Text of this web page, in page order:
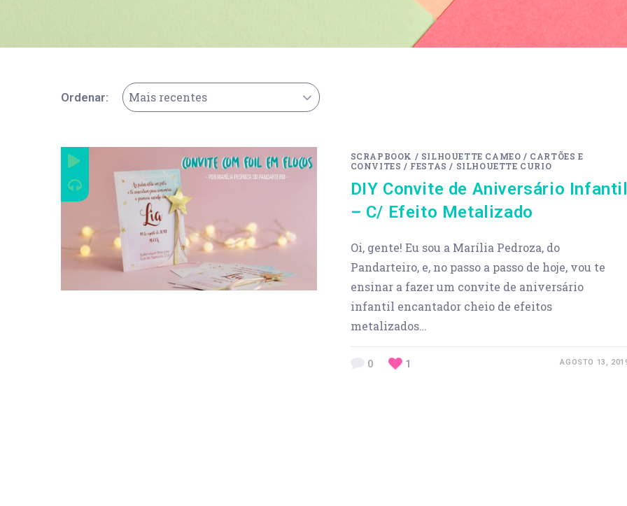
Ordenar: Mais recentes
SCRAPBOOK / SILHOUETTE CAMEO / CARTÕES E
CONVITES / FESTAS / SILHOUETTE CURIO
DIY Convite de Aniversário Infantil
– C/ Efeito Metalizado
Oi, gente! Eu sou a Marília Pedroza, do
Pandarteiro, e, no passo a passo de hoje, vou te
ensinar a fazer um convite de aniversário
infantil encantador cheio de efeitos
metalizados…
0 1 AGOSTO 13,